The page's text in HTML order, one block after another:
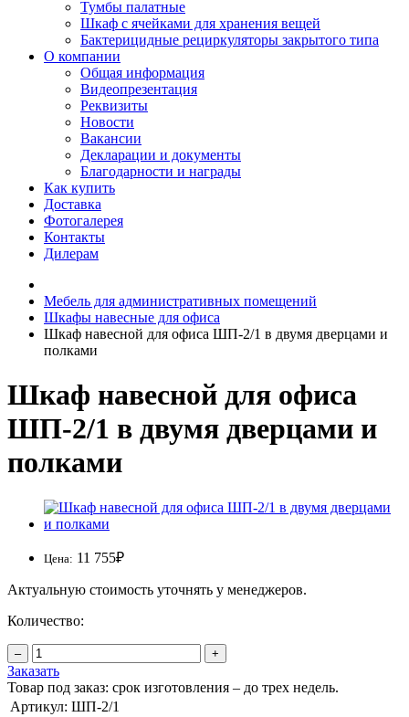
Тумбы палатные
Шкаф с ячейками для хранения вещей
Бактерицидные рециркуляторы закрытого типа
О компании
Общая информация
Видеопрезентация
Реквизиты
Новости
Вакансии
Декларации и документы
Благодарности и награды
Как купить
Доставка
Фотогалерея
Контакты
Дилерам
Мебель для административных помещений
Шкафы навесные для офиса
Шкаф навесной для офиса ШП-2/1 в двумя дверцами и
полками
Шкаф навесной для офиса
ШП-2/1 в двумя дверцами и
полками
Цена: 11 755₽
Актуальную стоимость уточнять у менеджеров.
Количество:
– +
Заказать
Товар под заказ: срок изготовления – до трех недель.
Артикул: ШП-2/1